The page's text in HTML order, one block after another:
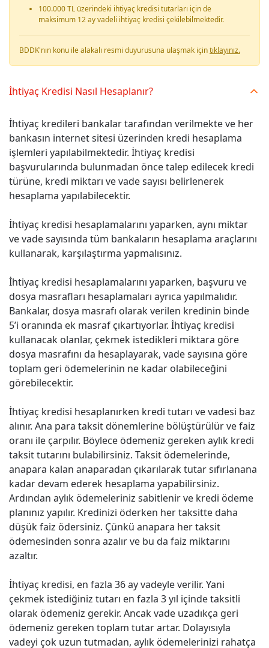
100.000 TL üzerindeki ihtiyaç kredisi tutarları için de
maksimum 12 ay vadeli ihtiyaç kredisi çekilebilmektedir.
BDDK'nın konu ile alakalı resmi duyurusuna ulaşmak içintıklayınız.
İhtiyaç Kredisi Nasıl Hesaplanır?
İhtiyaç kredileri bankalar tarafından verilmekte ve her
bankasın internet sitesi üzerinden kredi hesaplama
işlemleri yapılabilmektedir. İhtiyaç kredisi
başvurularında bulunmadan önce talep edilecek kredi
türüne, kredi miktarı ve vade sayısı belirlenerek
hesaplama yapılabilecektir.
İhtiyaç kredisi hesaplamalarını yaparken, aynı miktar
ve vade sayısında tüm bankaların hesaplama araçlarını
kullanarak, karşılaştırma yapmalısınız.
İhtiyaç kredisi hesaplamalarını yaparken, başvuru ve
dosya masrafları hesaplamaları ayrıca yapılmalıdır.
Bankalar, dosya masrafı olarak verilen kredinin binde
5’i oranında ek masraf çıkartıyorlar. İhtiyaç kredisi
kullanacak olanlar, çekmek istedikleri miktara göre
dosya masrafını da hesaplayarak, vade sayısına göre
toplam geri ödemelerinin ne kadar olabileceğini
görebilecektir.
İhtiyaç kredisi hesaplanırken kredi tutarı ve vadesi baz
alınır. Ana para taksit dönemlerine bölüştürülür ve faiz
oranı ile çarpılır. Böylece ödemeniz gereken aylık kredi
taksit tutarını bulabilirsiniz. Taksit ödemelerinde,
anapara kalan anaparadan çıkarılarak tutar sıfırlanana
kadar devam ederek hesaplama yapabilirsiniz.
Ardından aylık ödemeleriniz sabitlenir ve kredi ödeme
planınız yapılır. Kredinizi öderken her taksitte daha
düşük faiz ödersiniz. Çünkü anapara her taksit
ödemesinden sonra azalır ve bu da faiz miktarını
azaltır.
İhtiyaç kredisi, en fazla 36 ay vadeyle verilir. Yani
çekmek istediğiniz tutarı en fazla 3 yıl içinde taksitli
olarak ödemeniz gerekir. Ancak vade uzadıkça geri
ödemeniz gereken toplam tutar artar. Dolayısıyla
vadeyi çok uzun tutmadan, aylık ödemelerinizi rahatça